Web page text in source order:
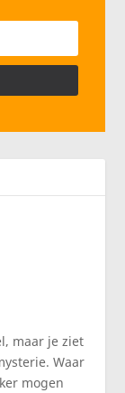
maar je ziet
Waar
mogen